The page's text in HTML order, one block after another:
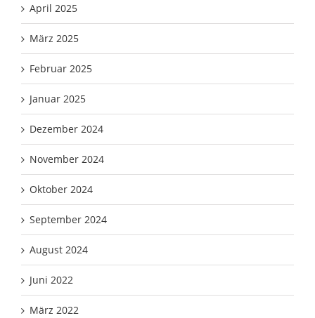
April 2025
März 2025
Februar 2025
Januar 2025
Dezember 2024
November 2024
Oktober 2024
September 2024
August 2024
Juni 2022
März 2022